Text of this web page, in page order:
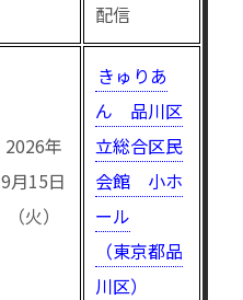
配信
2026年
9月15日
（火）
きゅりあ
ん 品川区
立総合区民
会館 小ホ
ール
（東京都品
川区）